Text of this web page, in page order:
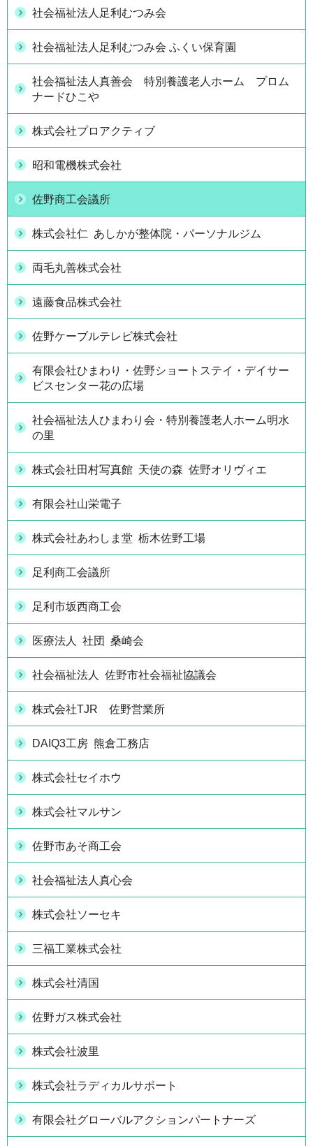
社会福祉法人足利むつみ会
社会福祉法人足利むつみ会 ふくい保育園
社会福祉法人真善会 特別養護老人ホーム プロム
ナードひこや
株式会社プロアクティブ
昭和電機株式会社
佐野商工会議所
株式会社仁 あしかが整体院・パーソナルジム
両毛丸善株式会社
遠藤食品株式会社
佐野ケーブルテレビ株式会社
有限会社ひまわり・佐野ショートステイ・デイサー
ビスセンター花の広場
社会福祉法人ひまわり会・特別養護老人ホーム明水
の里
株式会社田村写真館 天使の森 佐野オリヴィエ
有限会社山栄電子
株式会社あわしま堂 栃木佐野工場
足利商工会議所
足利市坂西商工会
医療法人 社団 桑崎会
社会福祉法人 佐野市社会福祉協議会
株式会社TJR 佐野営業所
DAIQ3工房 熊倉工務店
株式会社セイホウ
株式会社マルサン
佐野市あそ商工会
社会福祉法人真心会
株式会社ソーセキ
三福工業株式会社
株式会社清国
佐野ガス株式会社
株式会社波里
株式会社ラディカルサポート
有限会社グローバルアクションパートナーズ